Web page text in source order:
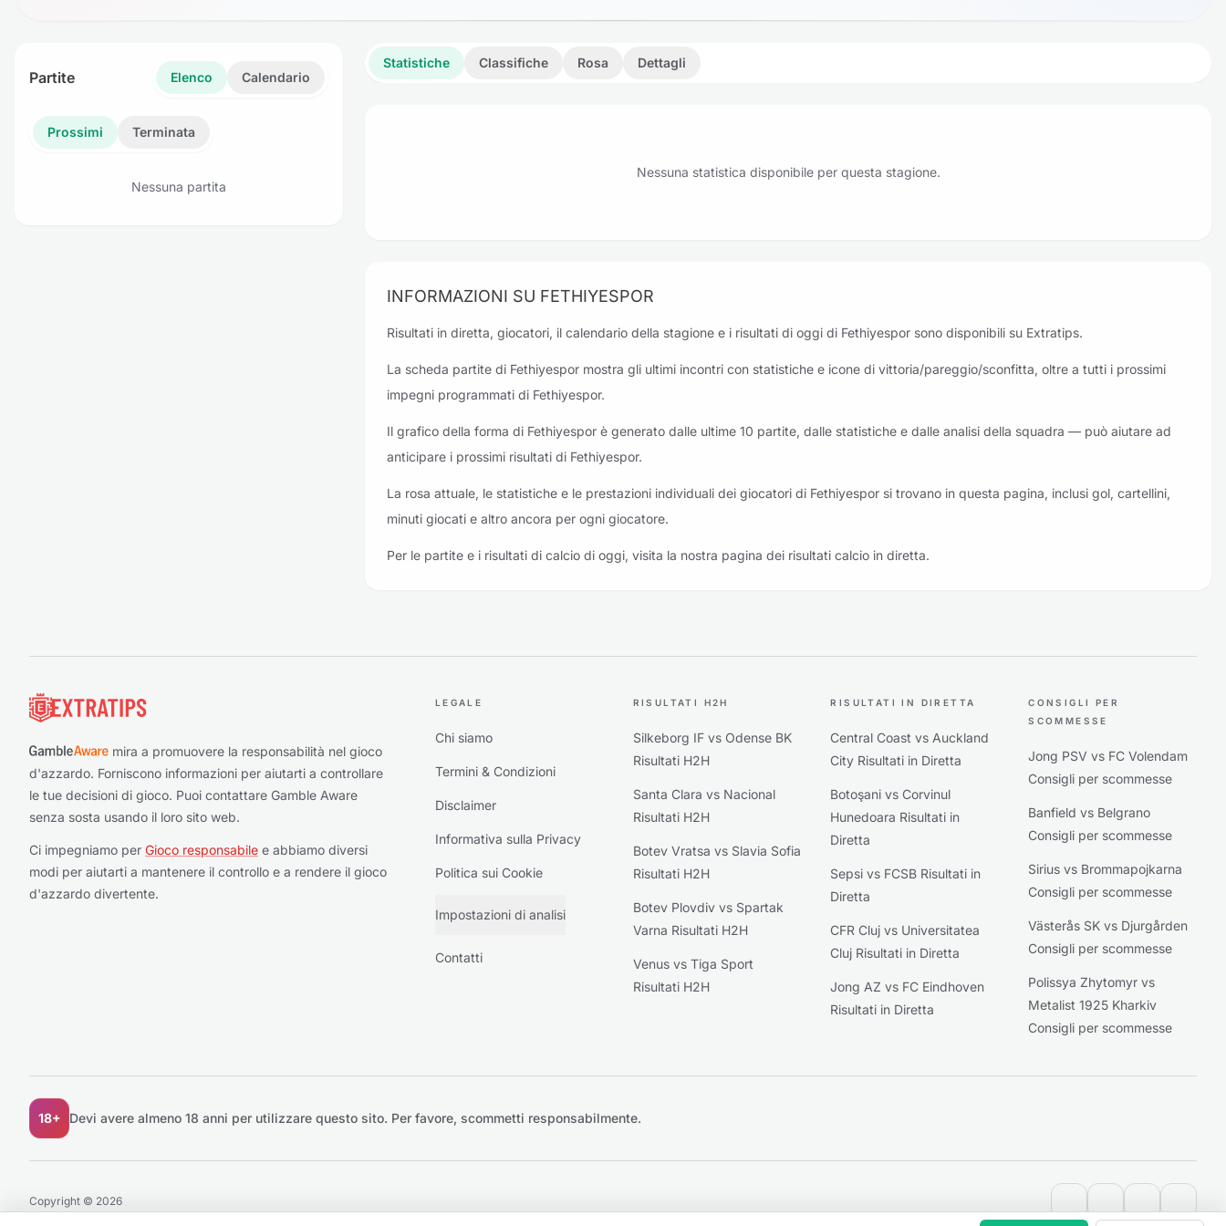
Partite Elenco Calendario
Prossimi Terminata
Nessuna partita
Statistiche Classifiche Rosa Dettagli
Nessuna statistica disponibile per questa stagione.
INFORMAZIONI SU FETHIYESPOR
Risultati in diretta, giocatori, il calendario della stagione e i risultati di oggi di Fethiyespor sono disponibili su Extratips.
La scheda partite di Fethiyespor mostra gli ultimi incontri con statistiche e icone di vittoria/pareggio/sconfitta, oltre a tutti i prossimi
impegni programmati di Fethiyespor.
Il grafico della forma di Fethiyespor è generato dalle ultime 10 partite, dalle statistiche e dalle analisi della squadra — può aiutare ad
anticipare i prossimi risultati di Fethiyespor.
La rosa attuale, le statistiche e le prestazioni individuali dei giocatori di Fethiyespor si trovano in questa pagina, inclusi gol, cartellini,
minuti giocati e altro ancora per ogni giocatore.
Per le partite e i risultati di calcio di oggi, visita la nostra pagina dei risultati calcio in diretta.
mira a promuovere la responsabilità nel gioco
d'azzardo. Forniscono informazioni per aiutarti a controllare
le tue decisioni di gioco. Puoi contattare Gamble Aware
senza sosta usando il loro sito web.
Ci impegniamo per Gioco responsabile e abbiamo diversi
modi per aiutarti a mantenere il controllo e a rendere il gioco
d'azzardo divertente.
LEGALE
Chi siamo
Termini & Condizioni
Disclaimer
Informativa sulla Privacy
Politica sui Cookie
Impostazioni di analisi
Contatti
RISULTATI H2H
Silkeborg IF vs Odense BK
Risultati H2H
Santa Clara vs Nacional
Risultati H2H
Botev Vratsa vs Slavia Sofia
Risultati H2H
Botev Plovdiv vs Spartak
Varna Risultati H2H
Venus vs Tiga Sport
Risultati H2H
RISULTATI IN DIRETTA
Central Coast vs Auckland
City Risultati in Diretta
Botoşani vs Corvinul
Hunedoara Risultati in
Diretta
Sepsi vs FCSB Risultati in
Diretta
CFR Cluj vs Universitatea
Cluj Risultati in Diretta
Jong AZ vs FC Eindhoven
Risultati in Diretta
CONSIGLI PER
SCOMMESSE
Jong PSV vs FC Volendam
Consigli per scommesse
Banfield vs Belgrano
Consigli per scommesse
Sirius vs Brommapojkarna
Consigli per scommesse
Västerås SK vs Djurgården
Consigli per scommesse
Polissya Zhytomyr vs
Metalist 1925 Kharkiv
Consigli per scommesse
18+ Devi avere almeno 18 anni per utilizzare questo sito. Per favore, scommetti responsabilmente.
contact@extratips.com
youtubetwitterreddit
Copyright © 2026